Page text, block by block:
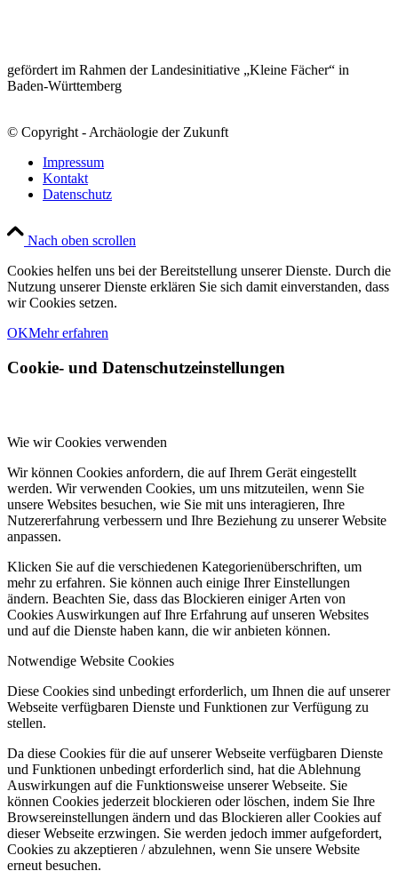
gefördert im Rahmen der Landesinitiative „Kleine Fächer“ in
Baden-Württemberg
© Copyright - Archäologie der Zukunft
Impressum
Kontakt
Datenschutz
Nach oben scrollen
Cookies helfen uns bei der Bereitstellung unserer Dienste. Durch die
Nutzung unserer Dienste erklären Sie sich damit einverstanden, dass
wir Cookies setzen.
OKMehr erfahren
Cookie- und Datenschutzeinstellungen
Wie wir Cookies verwenden
Wir können Cookies anfordern, die auf Ihrem Gerät eingestellt
werden. Wir verwenden Cookies, um uns mitzuteilen, wenn Sie
unsere Websites besuchen, wie Sie mit uns interagieren, Ihre
Nutzererfahrung verbessern und Ihre Beziehung zu unserer Website
anpassen.
Klicken Sie auf die verschiedenen Kategorienüberschriften, um
mehr zu erfahren. Sie können auch einige Ihrer Einstellungen
ändern. Beachten Sie, dass das Blockieren einiger Arten von
Cookies Auswirkungen auf Ihre Erfahrung auf unseren Websites
und auf die Dienste haben kann, die wir anbieten können.
Notwendige Website Cookies
Diese Cookies sind unbedingt erforderlich, um Ihnen die auf unserer
Webseite verfügbaren Dienste und Funktionen zur Verfügung zu
stellen.
Da diese Cookies für die auf unserer Webseite verfügbaren Dienste
und Funktionen unbedingt erforderlich sind, hat die Ablehnung
Auswirkungen auf die Funktionsweise unserer Webseite. Sie
können Cookies jederzeit blockieren oder löschen, indem Sie Ihre
Browsereinstellungen ändern und das Blockieren aller Cookies auf
dieser Webseite erzwingen. Sie werden jedoch immer aufgefordert,
Cookies zu akzeptieren / abzulehnen, wenn Sie unsere Website
erneut besuchen.